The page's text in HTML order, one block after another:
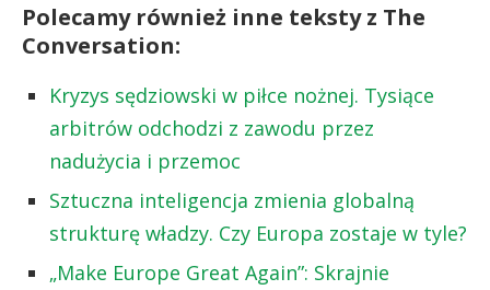
Polecamy również inne teksty z The
Conversation:
Kryzys sędziowski w piłce nożnej. Tysiące
arbitrów odchodzi z zawodu przez
nadużycia i przemoc
Sztuczna inteligencja zmienia globalną
strukturę władzy. Czy Europa zostaje w tyle?
„Make Europe Great Again”: Skrajnie